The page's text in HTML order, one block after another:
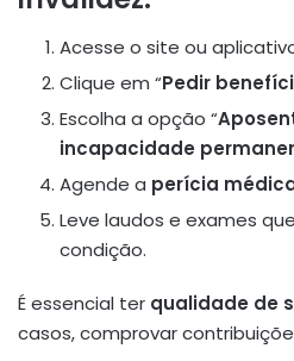
Acesse o site ou
Clique em “Pedir
Escolha a opção “
incapacidade
Agende a perícia
Leve laudos e exames
condição.
É essencial ter qualidade de
casos, comprovar